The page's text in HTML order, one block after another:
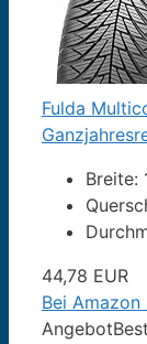
Fulda
Breite:
44,78 EUR
Bei Amazon
Angebot